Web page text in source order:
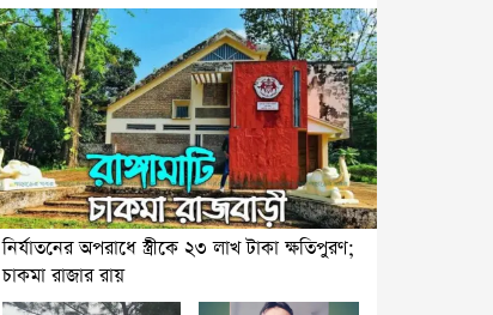
নির্যাতনের অপরাধে স্ত্রীকে ২৩ লাখ টাকা ক্ষতিপুরণ;
চাকমা রাজার রায়